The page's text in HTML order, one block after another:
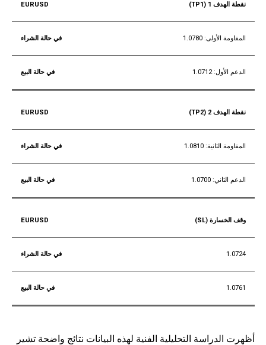
نقطة الهدف 1 (TP1)
المقاومة الأولى: 1.0780
الدعم الأول: 1.0712
نقطة الهدف 2 (TP2)
المقاومة الثانية: 1.0810
الدعم الثاني: 1.0700
وقف الخسارة (SL)
1.0724
1.0761
أظهرت الدراسة التحليلية الفنية لهذه البيانات نتائج واضحة تشير